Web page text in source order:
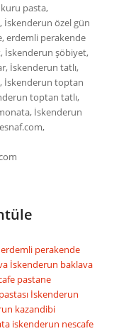
pasta,
İskenderun özel gün
erdemli perakende
İskenderun şöbiyet,
İskenderun tatlı,
İskenderun toptan
toptan tatlı,
İskenderun
erdemli perakende
İskenderun baklava
pastane
İskenderun
kazandibi
iskenderun nescafe